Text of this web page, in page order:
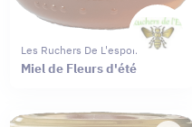
Les Ruchers De L'espoir
Miel de Fleurs d'été